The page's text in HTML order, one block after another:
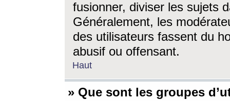
fusionner, diviser les sujets
Généralement, les
des utilisateurs fassent du
abusif ou offensant.
Haut
» Que sont les groupes